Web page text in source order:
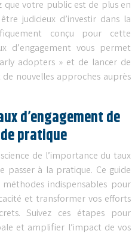
que votre public est de plus en
judicieux d’investir dans la
conçu pour cette
d’engagement vous permet
adopters » et de lancer de
nouvelles approches auprès
d’engagement de
pratique
de l’importance du taux
passer à la pratique. Ce guide
indispensables pour
et transformer vos efforts
Suivez ces étapes pour
et amplifier l’impact de vos